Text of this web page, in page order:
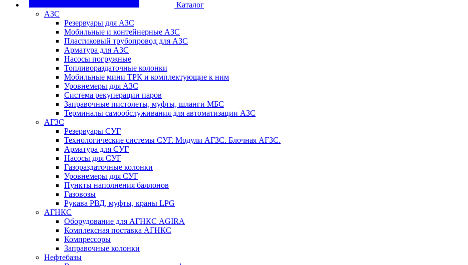
Каталог
АЗС
Резервуары для АЗС
Мобильные и контейнерные АЗС
Пластиковый трубопровод для АЗС
Арматура для АЗС
Насосы погружные
Топливораздаточные колонки
Мобильные мини ТРК и комплектующие к ним
Уровнемеры для АЗС
Система рекуперации паров
Заправочные пистолеты, муфты, шланги МБС
Терминалы самообслуживания для автоматизации АЗС
АГЗС
Резервуары СУГ
Технологические системы СУГ. Модули АГЗС. Блочная АГЗС.
Арматура для СУГ
Насосы для СУГ
Газораздаточные колонки
Уровнемеры для СУГ
Пункты наполнения баллонов
Газовозы
Рукава РВД, муфты, краны LPG
АГНКС
Оборудование для АГНКС AGIRA
Комплексная поставка АГНКС
Компрессоры
Заправочные колонки
Нефтебазы